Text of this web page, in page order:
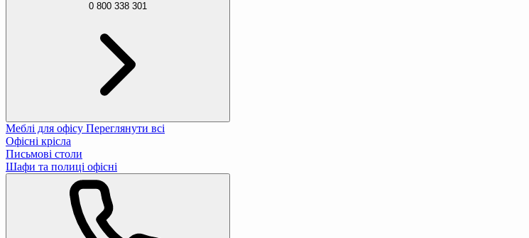
0 800 338 301
Меблі для офісу Переглянути всі
Офісні крісла
Письмові столи
Шафи та полиці офісні